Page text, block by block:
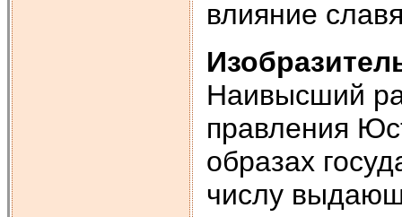
влияние
Наивысший
правления
образах
числу